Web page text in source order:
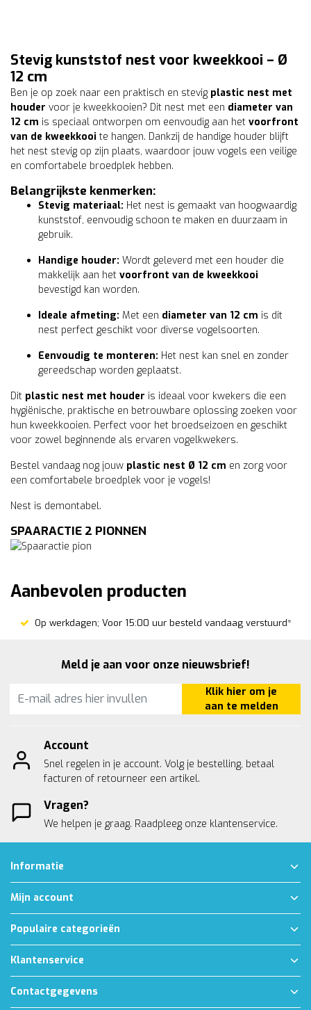
Stevig kunststof nest voor kweekkooi – Ø
12 cm
Ben je op zoek naar een praktisch en stevig plastic nest met
houder voor je kweekkooien? Dit nest met een diameter van
12 cm is speciaal ontworpen om eenvoudig aan het voorfront
van de kweekkooi te hangen. Dankzij de handige houder blijft
het nest stevig op zijn plaats, waardoor jouw vogels een veilige
en comfortabele broedplek hebben.
Belangrijkste kenmerken:
Stevig materiaal: Het nest is gemaakt van hoogwaardig
kunststof, eenvoudig schoon te maken en duurzaam in
gebruik.
Handige houder: Wordt geleverd met een houder die
makkelijk aan het voorfront van de kweekkooi
bevestigd kan worden.
Ideale afmeting: Met een diameter van 12 cm is dit
nest perfect geschikt voor diverse vogelsoorten.
Eenvoudig te monteren: Het nest kan snel en zonder
gereedschap worden geplaatst.
Dit plastic nest met houder is ideaal voor kwekers die een
hygiënische, praktische en betrouwbare oplossing zoeken voor
hun kweekkooien. Perfect voor het broedseizoen en geschikt
voor zowel beginnende als ervaren vogelkwekers.
Bestel vandaag nog jouw plastic nest Ø 12 cm en zorg voor
een comfortabele broedplek voor je vogels!
Nest is demontabel.
SPAARACTIE 2 PIONNEN
Aanbevolen producten
Op werkdagen; Voor 15:00 uur besteld vandaag verstuurd*
Meld je aan voor onze nieuwsbrief!
Klik hier om je
aan te melden
Account
Snel regelen in je account. Volg je bestelling, betaal
facturen of retourneer een artikel.
Vragen?
We helpen je graag. Raadpleeg onze klantenservice.
Informatie
Mijn account
Populaire categorieën
Klantenservice
Contactgegevens